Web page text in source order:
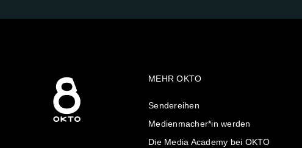
MEHR OKTO
Sendereihen
Medienmacher*in werden
Die Media Academy bei OKTO